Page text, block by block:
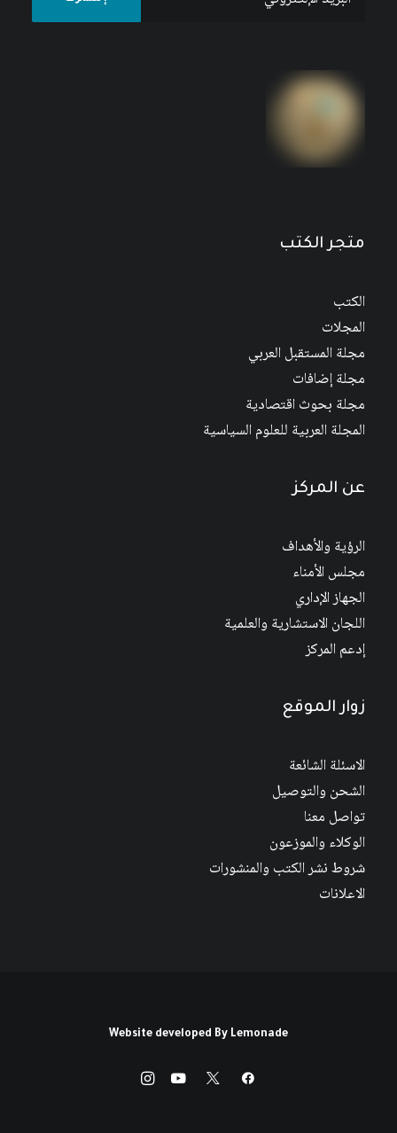
متجر الكتب
الكتب
المجلات
مجلة المستقبل العربي
مجلة إضافات
مجلة بحوث اقتصادية
المجلة العربية للعلوم السياسية
عن المركز
الرؤية والأهداف
مجلس الأمناء
الجهاز الإداري
اللجان الاستشارية والعلمية
إدعم المركز
زوار الموقع
الاسئلة الشائعة
الشحن والتوصيل
تواصل معنا
الوكلاء والموزعون
شروط نشر الكتب والمنشورات
الاعلانات
Website developed By Lemonade